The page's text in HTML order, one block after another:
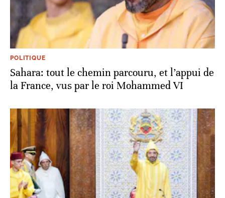
POLITIQUE
Sahara: tout le chemin parcouru, et l’appui de
la France, vus par le roi Mohammed VI